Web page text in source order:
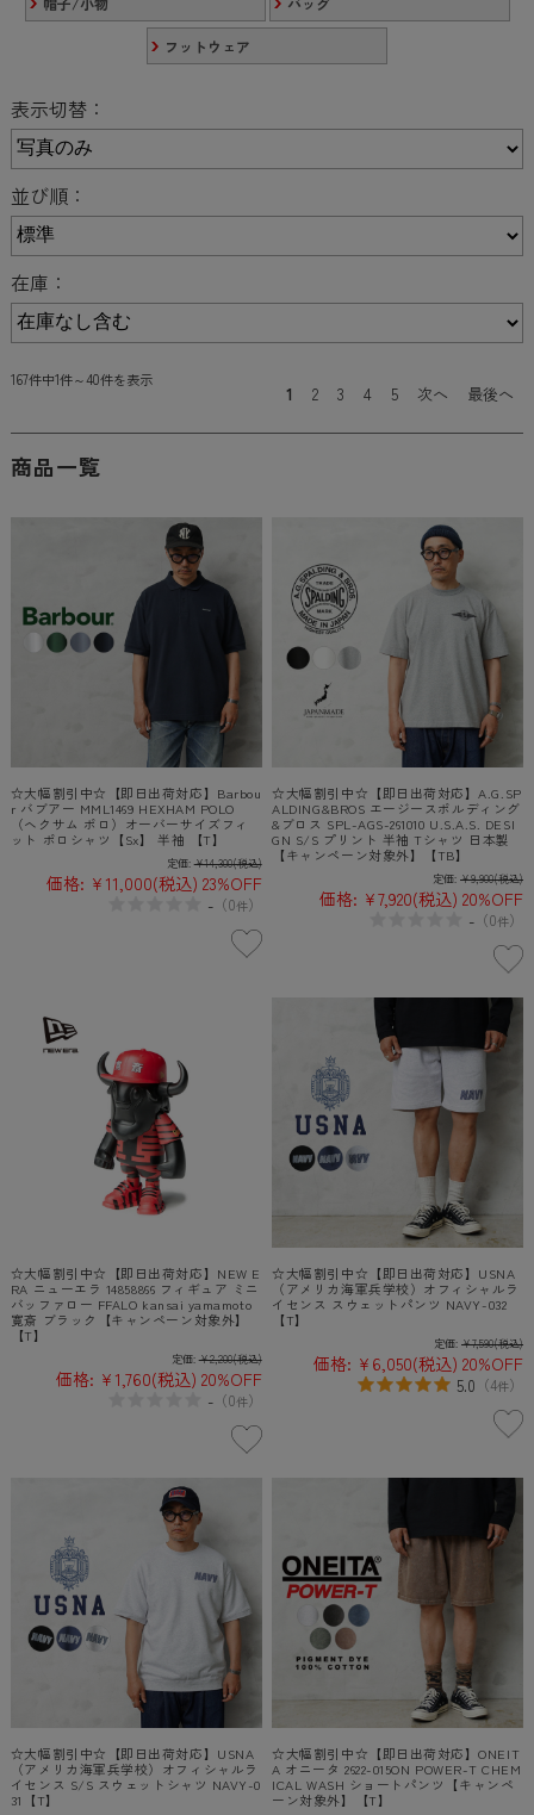
フットウェア
表示切替：
並び順：
在庫：
167件中1件～40件を表示
1 2 3 4 5 次へ 最後へ
商品一覧
☆大幅割引中☆【即日出荷対応】Barbou
r バブアー MML1469 HEXHAM POLO
（ヘクサム ポロ）オーバーサイズフィ
ット ポロシャツ【Sx】 半袖 【T】
定価: ¥14,300(税込)
価格: ¥11,000(税込) 23%OFF
-（0件）
☆大幅割引中☆【即日出荷対応】A.G.SP
ALDING&BROS エージースポルディング
&ブロス SPL-AGS-261010 U.S.A.S. DESI
GN S/S プリント 半袖 Tシャツ 日本製
【キャンペーン対象外】【TB】
定価: ¥9,900(税込)
価格: ¥7,920(税込) 20%OFF
- （0件）
☆大幅割引中☆【即日出荷対応】NEW E
RA ニューエラ 14858866 フィギュア ミニ
バッファロー FFALO kansai yamamoto
寛斎 ブラック【キャンペーン対象外】
【T】
定価: ¥2,200(税込)
価格: ¥1,760(税込) 20%OFF
-（0件）
☆大幅割引中☆【即日出荷対応】USNA
（アメリカ海軍兵学校）オフィシャルラ
イセンス スウェットパンツ NAVY-032
【T】
定価: ¥7,590(税込)
価格: ¥6,050(税込) 20%OFF
5.0 （4件）
☆大幅割引中☆【即日出荷対応】USNA
（アメリカ海軍兵学校）オフィシャルラ
イセンス S/S スウェットシャツ NAVY-0
31【T】
☆大幅割引中☆【即日出荷対応】ONEIT
A オニータ 2622-015ON POWER-T CHEM
ICAL WASH ショートパンツ【キャンペ
ーン対象外】【T】